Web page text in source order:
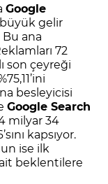
Google
gelir
Bu ana
72
son çeyreği
besleyicisi
Google Search
milyar 34
kapsıyor.
ise ilk
beklentilere